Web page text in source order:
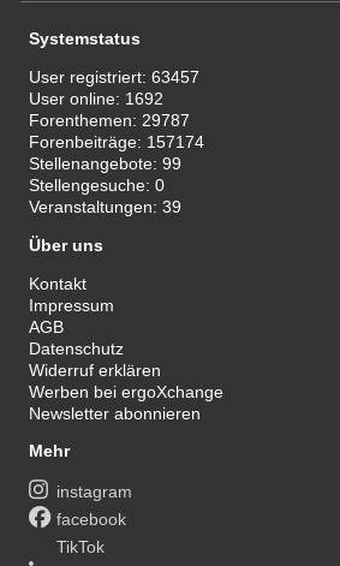
Systemstatus
User registriert:63457
User online: 1692
Forenthemen: 29787
Forenbeiträge: 157174
Stellenangebote:99
Stellengesuche:0
Veranstaltungen:39
Über uns
Kontakt
Impressum
AGB
Datenschutz
Widerruf erklären
Werben bei ergoXchange
Newsletter abonnieren
Mehr
instagram
facebook
TikTok